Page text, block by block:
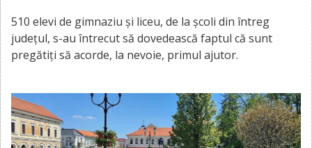
510 elevi de gimnaziu și liceu, de la școli din întreg
județul, s-au întrecut să dovedească faptul că sunt
pregătiți să acorde, la nevoie, primul ajutor.